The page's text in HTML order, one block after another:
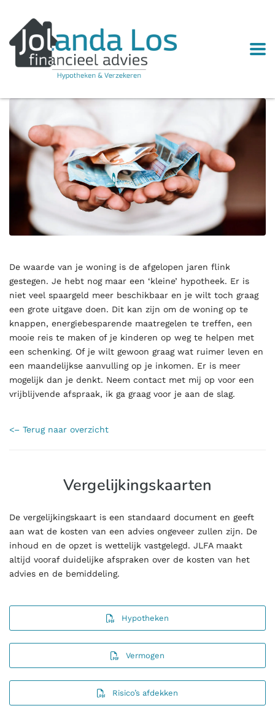
De waarde van je woning is de afgelopen jaren flink
gestegen. Je hebt nog maar een ‘kleine’ hypotheek. Er is
niet veel spaargeld meer beschikbaar en je wilt toch graag
een grote uitgave doen. Dit kan zijn om de woning op te
knappen, energiebesparende maatregelen te treffen, een
mooie reis te maken of je kinderen op weg te helpen met
een schenking. Of je wilt gewoon graag wat ruimer leven en
een maandelijkse aanvulling op je inkomen. Er is meer
mogelijk dan je denkt. Neem contact met mij op voor een
vrijblijvende afspraak, ik ga graag voor je aan de slag.
<– Terug naar overzicht
Vergelijkingskaarten
De vergelijkingskaart is een standaard document en geeft
aan wat de kosten van een advies ongeveer zullen zijn. De
inhoud en de opzet is wettelijk vastgelegd. JLFA maakt
altijd vooraf duidelijke afspraken over de kosten van het
advies en de bemiddeling.
Hypotheken
Vermogen
Risico’s afdekken